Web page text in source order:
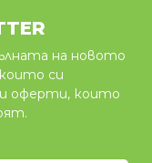
на новото
си
оферти, които